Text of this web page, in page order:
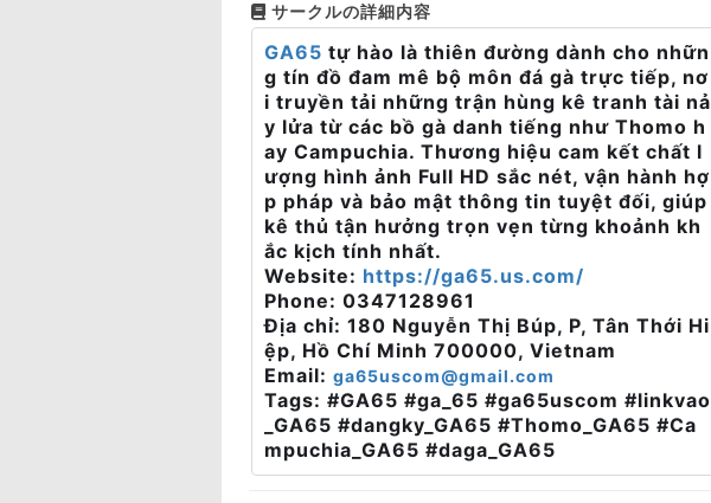
サークルの詳細内容
GA65 tự hào là thiên đường dành cho nhữn
g tín đồ đam mê bộ môn đá gà trực tiếp, nơ
i truyền tải những trận hùng kê tranh tài nả
y lửa từ các bồ gà danh tiếng như Thomo h
ay Campuchia. Thương hiệu cam kết chất l
ượng hình ảnh Full HD sắc nét, vận hành hợ
p pháp và bảo mật thông tin tuyệt đối, giúp
kê thủ tận hưởng trọn vẹn từng khoảnh kh
ắc kịch tính nhất.
Website: https://ga65.us.com/
Phone: 0347128961
Địa chỉ: 180 Nguyễn Thị Búp, P, Tân Thới Hi
ệp, Hồ Chí Minh 700000, Vietnam
Email: ga65uscom@gmail.com
Tags: #GA65 #ga_65 #ga65uscom #linkvao
_GA65 #dangky_GA65 #Thomo_GA65 #Ca
mpuchia_GA65 #daga_GA65